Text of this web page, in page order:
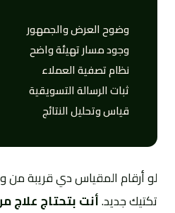
وضوح العرض والجمهور
وجود مسار تهيئة واضح
نظام تصفية العملاء
ثبات الرسالة التسويقية
قياس وتحليل النتائج
لو أرقام المقياس دي قريبة
تكتيك جديد.أنت بتحتاج علاج